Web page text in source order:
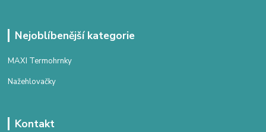
Nejoblíbenější kategorie
MAXI Termohrnky
Nažehlovačky
Kontakt